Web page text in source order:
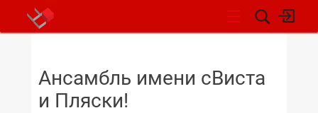
Ансамбль имени сВиста
и Пляски!